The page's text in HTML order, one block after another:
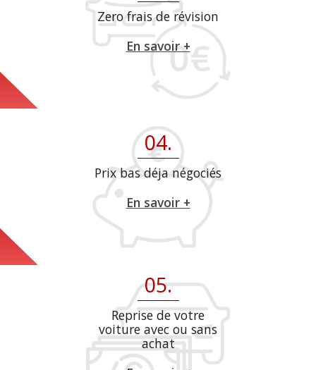
Zero frais de révision
En savoir +
04.
Prix bas déja négociés
En savoir +
05.
Reprise de votre
voiture avec ou sans
achat